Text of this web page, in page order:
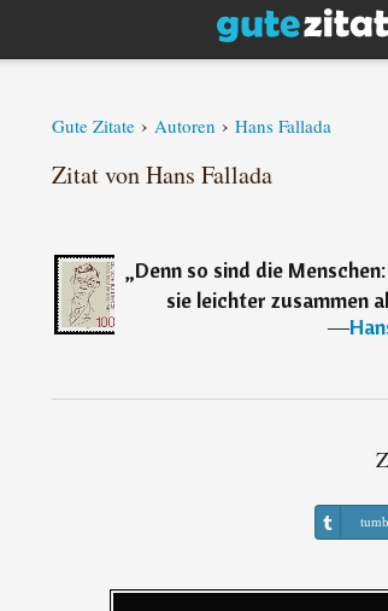
Gute Zitate › Autoren › Hans Fallada
Zitat von Hans Fallada
„Denn so sind die
sie leichter zusammen
―